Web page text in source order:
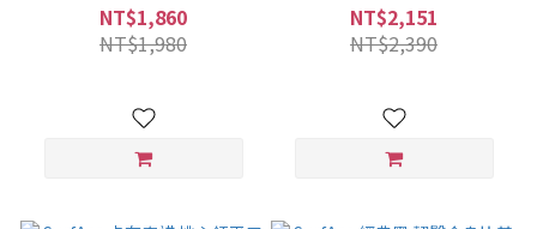
NT$1,860
NT$1,980
NT$2,151
NT$2,390